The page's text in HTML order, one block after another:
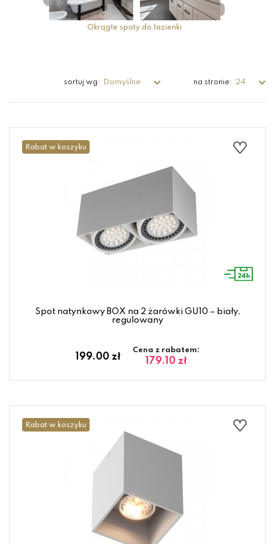
Okrągłe spoty do łazienki
sortuj wg: Domyślne na stronie: 24
Rabat w koszyku
Spot natynkowy BOX na 2 żarówki GU10 – biały,
regulowany
199.00 zł
Cena z rabatem:
179.10 zł
Rabat w koszyku